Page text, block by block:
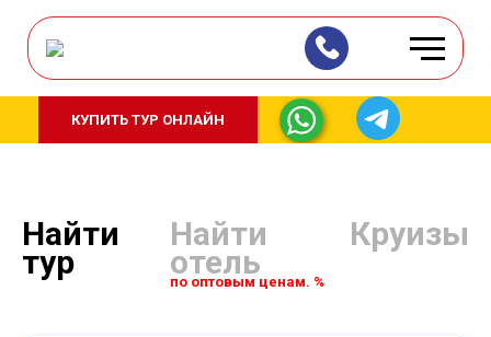
КУПИТЬ ТУР ОНЛАЙН
Найти
тур
Найти
отель
по оптовым ценам. %
Круизы